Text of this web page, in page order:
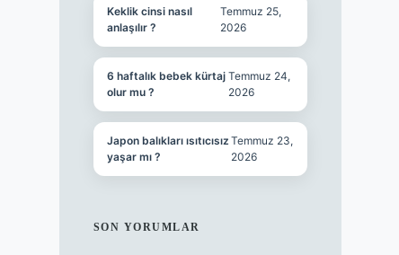
Keklik cinsi nasıl
anlaşılır ?
Temmuz 25,
2026
6 haftalık bebek kürtaj
olur mu ?
Temmuz 24,
2026
Japon balıkları ısıtıcısız
yaşar mı ?
Temmuz 23,
2026
SON YORUMLAR